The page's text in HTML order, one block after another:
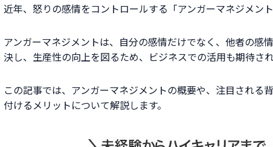
近年、怒りの感情をコントロールする「アンガーマネジメン
アンガーマネジメントは、自分の感情だけでなく、他者の感
決し、生産性の向上を図るため、ビジネスでの活用も期待され
この記事では、アンガーマネジメントの概要や、注目され
付けるメリットについて解説します。